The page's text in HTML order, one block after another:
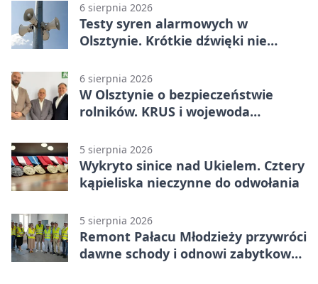
6 sierpnia 2026
Testy syren alarmowych w
Olsztynie. Krótkie dźwięki nie
6 sierpnia 2026
W Olsztynie o bezpieczeństwie
rolników. KRUS i wojewoda
5 sierpnia 2026
Wykryto sinice nad Ukielem. Cztery
kąpieliska nieczynne do odwołania
5 sierpnia 2026
Remont Pałacu Młodzieży przywróci
dawne schody i odnowi zabytkowy